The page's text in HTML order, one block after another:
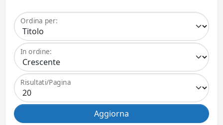
Ordina per:
In ordine:
Risultati/Pagina